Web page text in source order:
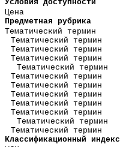
Условия доступности
Цена
Предметная рубрика
Тематический термин
Тематический термин
Тематический термин
Тематический термин
Тематический термин
Тематический термин
Тематический термин
Тематический термин
Тематический термин
Тематический термин
Тематический термин
Тематический термин
Классификационный индекс